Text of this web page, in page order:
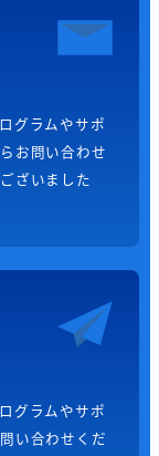
グラムやサポ
お問い合わせ
ざいました
グラムやサポ
い合わせくだ